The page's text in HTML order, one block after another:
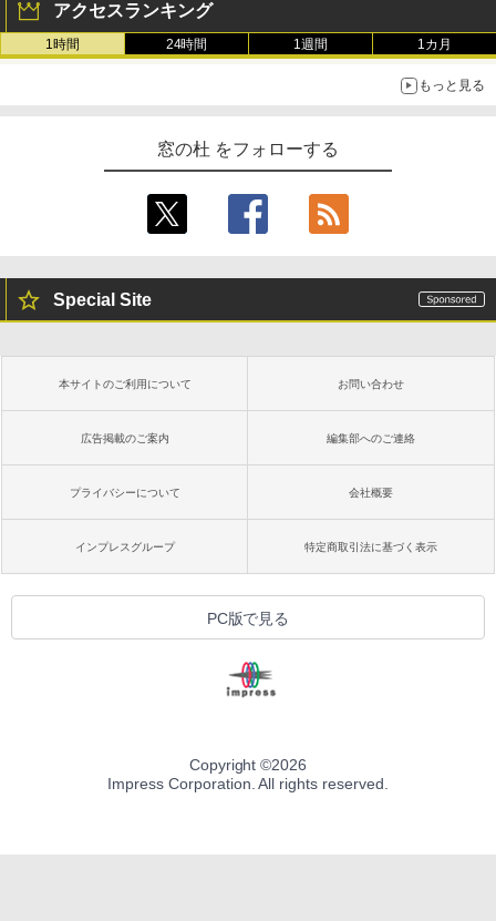
アクセスランキング
1時間 24時間 1週間 1カ月
もっと見る
窓の杜 をフォローする
Special Site
本サイトのご利用について お問い合わせ
広告掲載のご案内 編集部へのご連絡
プライバシーについて 会社概要
インプレスグループ 特定商取引法に基づく表示
PC版で見る
Copyright ©2026
Impress Corporation. All rights reserved.